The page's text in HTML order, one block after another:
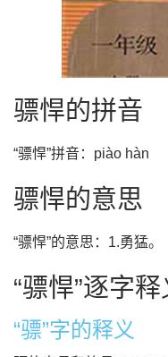
骠悍的拼音
“骠悍”拼音：piào hàn
骠悍的意思
“骠悍”的意思：1.勇猛。
“骠悍”逐字释
“骠”字的释义